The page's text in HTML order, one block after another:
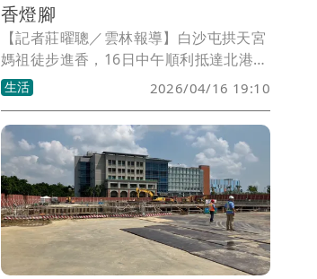
香燈腳
【記者莊曜聰／雲林報導】白沙屯拱天宮
媽祖徒步進香，16日中午順利抵達北港朝
天宮，今年報名跟隨「粉紅超跑」的香燈
腳有46萬，人數再創新高，但要走完這趟
「朝聖之旅」可不容易，直播主「舍舍帶
你發」就號召台南在地友人響應，募集萬
份物資，今天到現場發送，替香燈腳「補
充能量」，連藝人董至成也來幫忙，直呼
「揪感心！」
生活 2026/04/16 19:10